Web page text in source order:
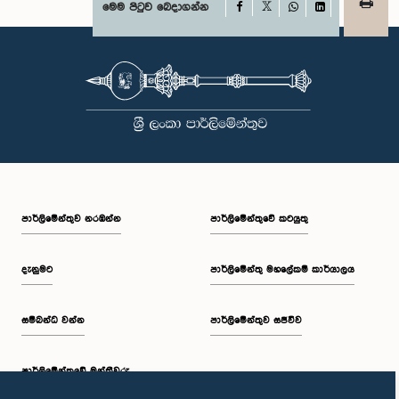
අවංකවම සමාව අයැද සිටින බව සඳහන් කෙරිණි. පාර්ලිමේන්තු කාරක
සභාවල අධිකාරිය, ගෞරවය සහ ස්ථාපිත ක්‍රියාපටිපාටිවලට ගෞරව කිරීමේ
වැදගත්කම පිළිබඳව නිසි අවබෝධයකින් යුතුව තම ක්‍රියාවන්හි බරපතලකම
වරප්‍රසාද පිළිබඳ කාරක සභාව සහ පොදු ව්‍යාපාර පිළිබඳ කාරක සභාවේ
සභාපතිවරයා විසින් ඒ පිළිබඳව නිසි පරිදි සලකා බැලීමෙන් අනතුරුව, ඉහත
කී නිලධාරීන්ට සමාව ලබා දෙන ලෙස කරන ලද ඉල්ලීම පිළිගන්නා
ලදී. පාර්ලිමේන්තු කාරක සභා රැස්වීම් සඳහා පෙනී සිටින සියලුම පුද්ගලයන්
සෑම අවස්ථාවකදීම ඉහළම මට්ටමින් ආචාරධර්ම හා හැසිරීම් අනුගමනය
පාර්ලිමේන්තුවේ ගරුත්වය හා අධිකාරිය ආරක්ෂා කරමින් කටයුතු කිරීමත්
මෙම පිටුව බෙදාගන්න Facebook
WhatsAppLinkedIn
පාර්ලි‌මේන්තුව නරඹන්න
දැනුමට
සම්බන්ධ වන්න
පාර්ලි‌මේන්තුවේ මන්ත්‍රීවරු
පාර්ලිමේන්තුවේ කටයුතු
පාර්ලිමේන්තු මහලේකම් කාර්යාලය
පාර්ලිමේන්තුව සජීවීව